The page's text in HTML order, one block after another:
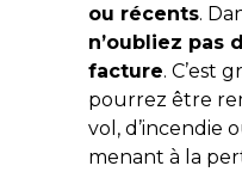
ou récents.
n’oubliez pas
facture. C’est
pourrez être
vol, d’incendie
menant à la